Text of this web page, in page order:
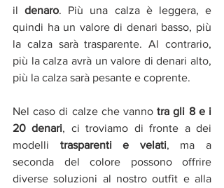
il denaro. Più una calza è leggera, e
quindi ha un valore di denari basso, più
la calza sarà trasparente. Al contrario,
più la calza avrà un valore di denari alto,
più la calza sarà pesante e coprente.
Nel caso di calze che vanno tra gli 8 e i
20 denari, ci troviamo di fronte a dei
modelli trasparenti e velati, ma a
seconda del colore possono offrire
diverse soluzioni al nostro outfit e alla